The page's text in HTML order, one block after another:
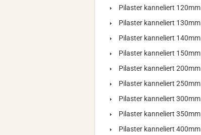
Pilaster kanneliert 120mm
Pilaster kanneliert 130mm
Pilaster kanneliert 140mm
Pilaster kanneliert 150mm
Pilaster kanneliert 200mm
Pilaster kanneliert 250mm
Pilaster kanneliert 300mm
Pilaster kanneliert 350mm
Pilaster kanneliert 400mm